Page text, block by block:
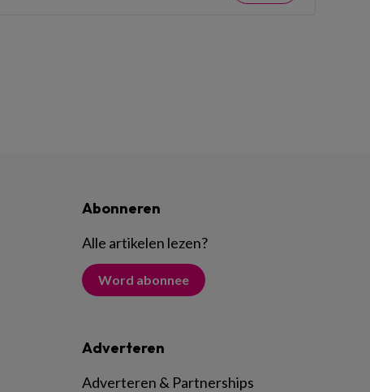
Abonneren
Alle artikelen lezen?
Word abonnee
Adverteren
Adverteren & Partnerships